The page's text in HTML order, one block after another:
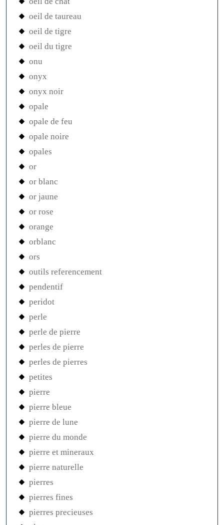
oeil de taureau
oeil de tigre
oeil du tigre
onu
onyx
onyx noir
opale
opale de feu
opale noire
opales
or
or blanc
or jaune
or rose
orange
orblanc
ors
outils referencement
pendentif
peridot
perle
perle de pierre
perles de pierre
perles de pierres
petites
pierre
pierre bleue
pierre de lune
pierre du monde
pierre et mineraux
pierre naturelle
pierres
pierres fines
pierres precieuses